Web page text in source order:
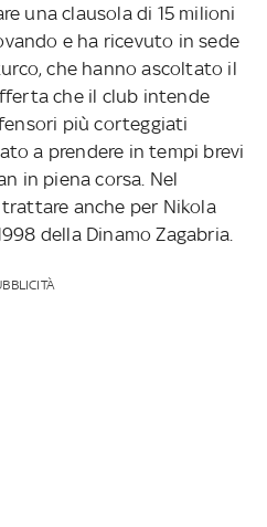
una clausola di 15 milioni
e ha ricevuto in sede
che hanno ascoltato il
che il club intende
più corteggiati
a prendere in tempi brevi
in piena corsa. Nel
anche per Nikola
della Dinamo Zagabria.